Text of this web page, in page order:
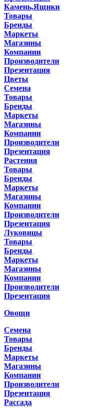
Камень,Ящики
Товары
Бренды
Маркеты
Магазины
Компании
Производители
Презентация
Цветы
Семена
Товары
Бренды
Маркеты
Магазины
Компании
Производители
Презентация
Растения
Товары
Бренды
Маркеты
Магазины
Компании
Производители
Презентация
Луковицы
Товары
Бренды
Маркеты
Магазины
Компании
Производители
Презентация
Овощи
Семена
Товары
Бренды
Маркеты
Магазины
Компании
Производители
Презентация
Рассада